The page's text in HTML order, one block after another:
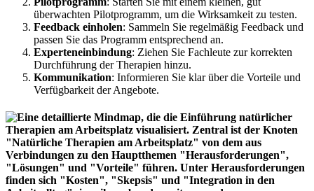
überwachten Pilotprogramm, um die Wirksamkeit zu testen.
Feedback einholen: Sammeln Sie regelmäßig Feedback und
passen Sie das Programm entsprechend an.
Experteneinbindung: Ziehen Sie Fachleute zur korrekten
Durchführung der Therapien hinzu.
Kommunikation: Informieren Sie klar über die Vorteile und
Verfügbarkeit der Angebote.